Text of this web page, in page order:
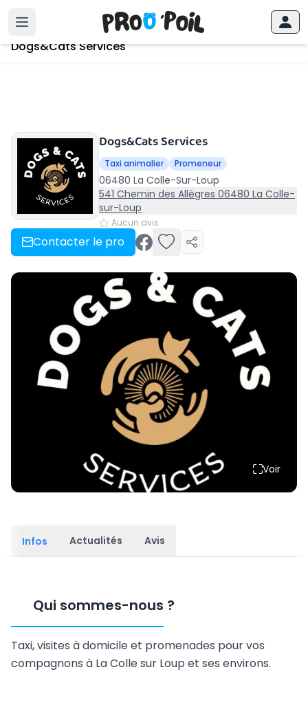
Accueil La Colle-Sur-Loup›Dogs&Cats Services
Dogs&Cats Services
Dogs&Cats Services
Taxi animalier Promeneur
06480 La Colle-Sur-Loup
541 Chemin des Allègres 06480 La Colle-
sur-Loup
Aucun avis
Contacter le pro
Voir
Infos Actualités Avis
Qui sommes-nous ?
Taxi, visites à domicile et promenades pour vos
compagnons à La Colle sur Loup et ses environs.